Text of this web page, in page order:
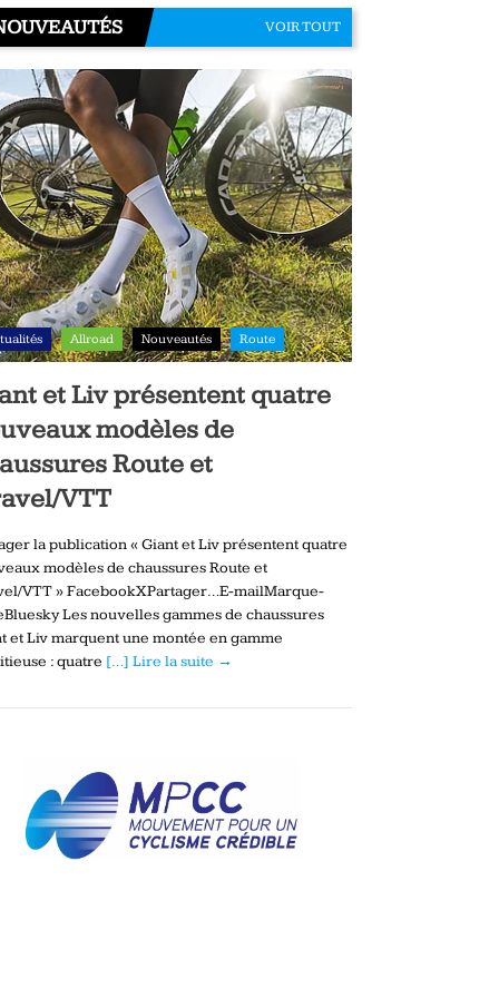
VOIR TOUT
Allroad Nouveautés Route
et Liv présentent quatre
modèles de
Route et
VTT
la publication « Giant et Liv présentent quatre
modèles de chaussures Route et
VTT » FacebookXPartager…E-mailMarque-
Les nouvelles gammes de chaussures
et Liv marquent une montée en gamme
: quatre […] Lire la suite →